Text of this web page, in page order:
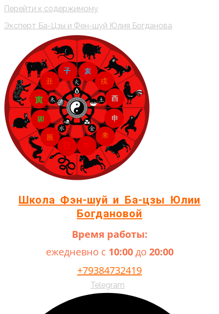
Перейти к содержимому
Эксперт Ба-Цзы и Фен-шуй Юлия Богданова
Школа Фэн-шуй и Ба-цзы Юлии
Богдановой
Время работы:
ежедневно с 10:00до 20:00
+79384732419
Telegram